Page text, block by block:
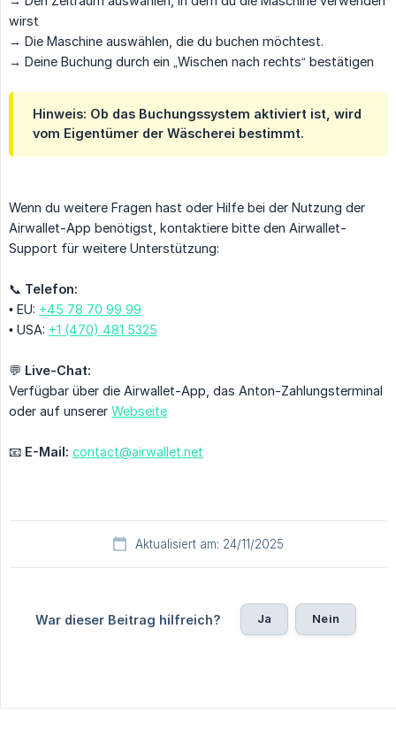
wirst
→ Die Maschine auswählen, die du buchen möchtest.
→ Deine Buchung durch ein „Wischen nach rechts“ bestätigen
Hinweis: Ob das Buchungssystem aktiviert ist, wird
vom Eigentümer der Wäscherei bestimmt.
Wenn du weitere Fragen hast oder Hilfe bei der Nutzung der
Airwallet-App benötigst, kontaktiere bitte den Airwallet-
Support für weitere Unterstützung:
📞 Telefon:
• EU: +45 78 70 99 99
• USA: +1 (470) 481 5325
💬 Live-Chat:
Verfügbar über die Airwallet-App, das Anton-Zahlungsterminal
oder auf unserer Webseite
📧 E-Mail: contact@airwallet.net
Aktualisiert am: 24/11/2025
War dieser Beitrag hilfreich? Ja Nein